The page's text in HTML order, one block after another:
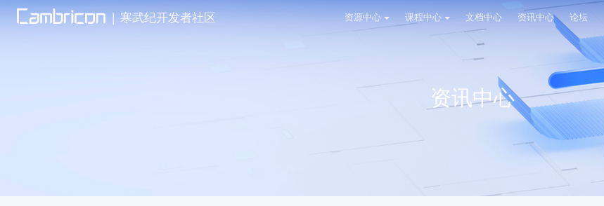
| 寒武纪开发者社区 资源中心 课程中心 文档中心 资讯中心 论坛
资讯中心